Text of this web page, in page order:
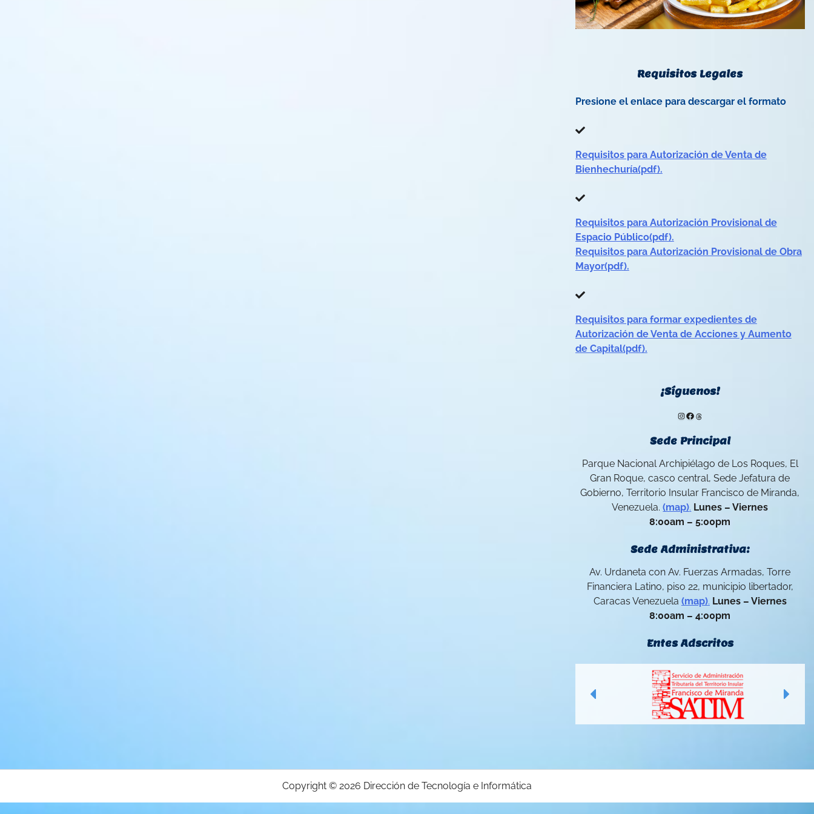
Requisitos Legales
Presione el enlace para descargar el formato
Requisitos para Autorización de Venta de
Bienhechuría(pdf).
Requisitos para Autorización Provisional de
Espacio Público(pdf).
Requisitos para Autorización Provisional de Obra
Mayor(pdf).
Requisitos para formar expedientes de
Autorización de Venta de Acciones y Aumento
de Capital(pdf).
¡Síguenos!
Instagram
Facebook
Threads
Sede Principal
Parque Nacional Archipiélago de Los Roques, El
Gran Roque, casco central, Sede Jefatura de
Gobierno, Territorio Insular Francisco de Miranda,
Venezuela.(map). Lunes – Viernes
8:00am – 5:00pm
Sede Administrativa:
Av. Urdaneta con Av. Fuerzas Armadas, Torre
Financiera Latino, piso 22, municipio libertador,
Caracas Venezuela (map). Lunes – Viernes
8:00am – 4:00pm
Entes Adscritos
Copyright © 2026 Dirección de Tecnología e Informática